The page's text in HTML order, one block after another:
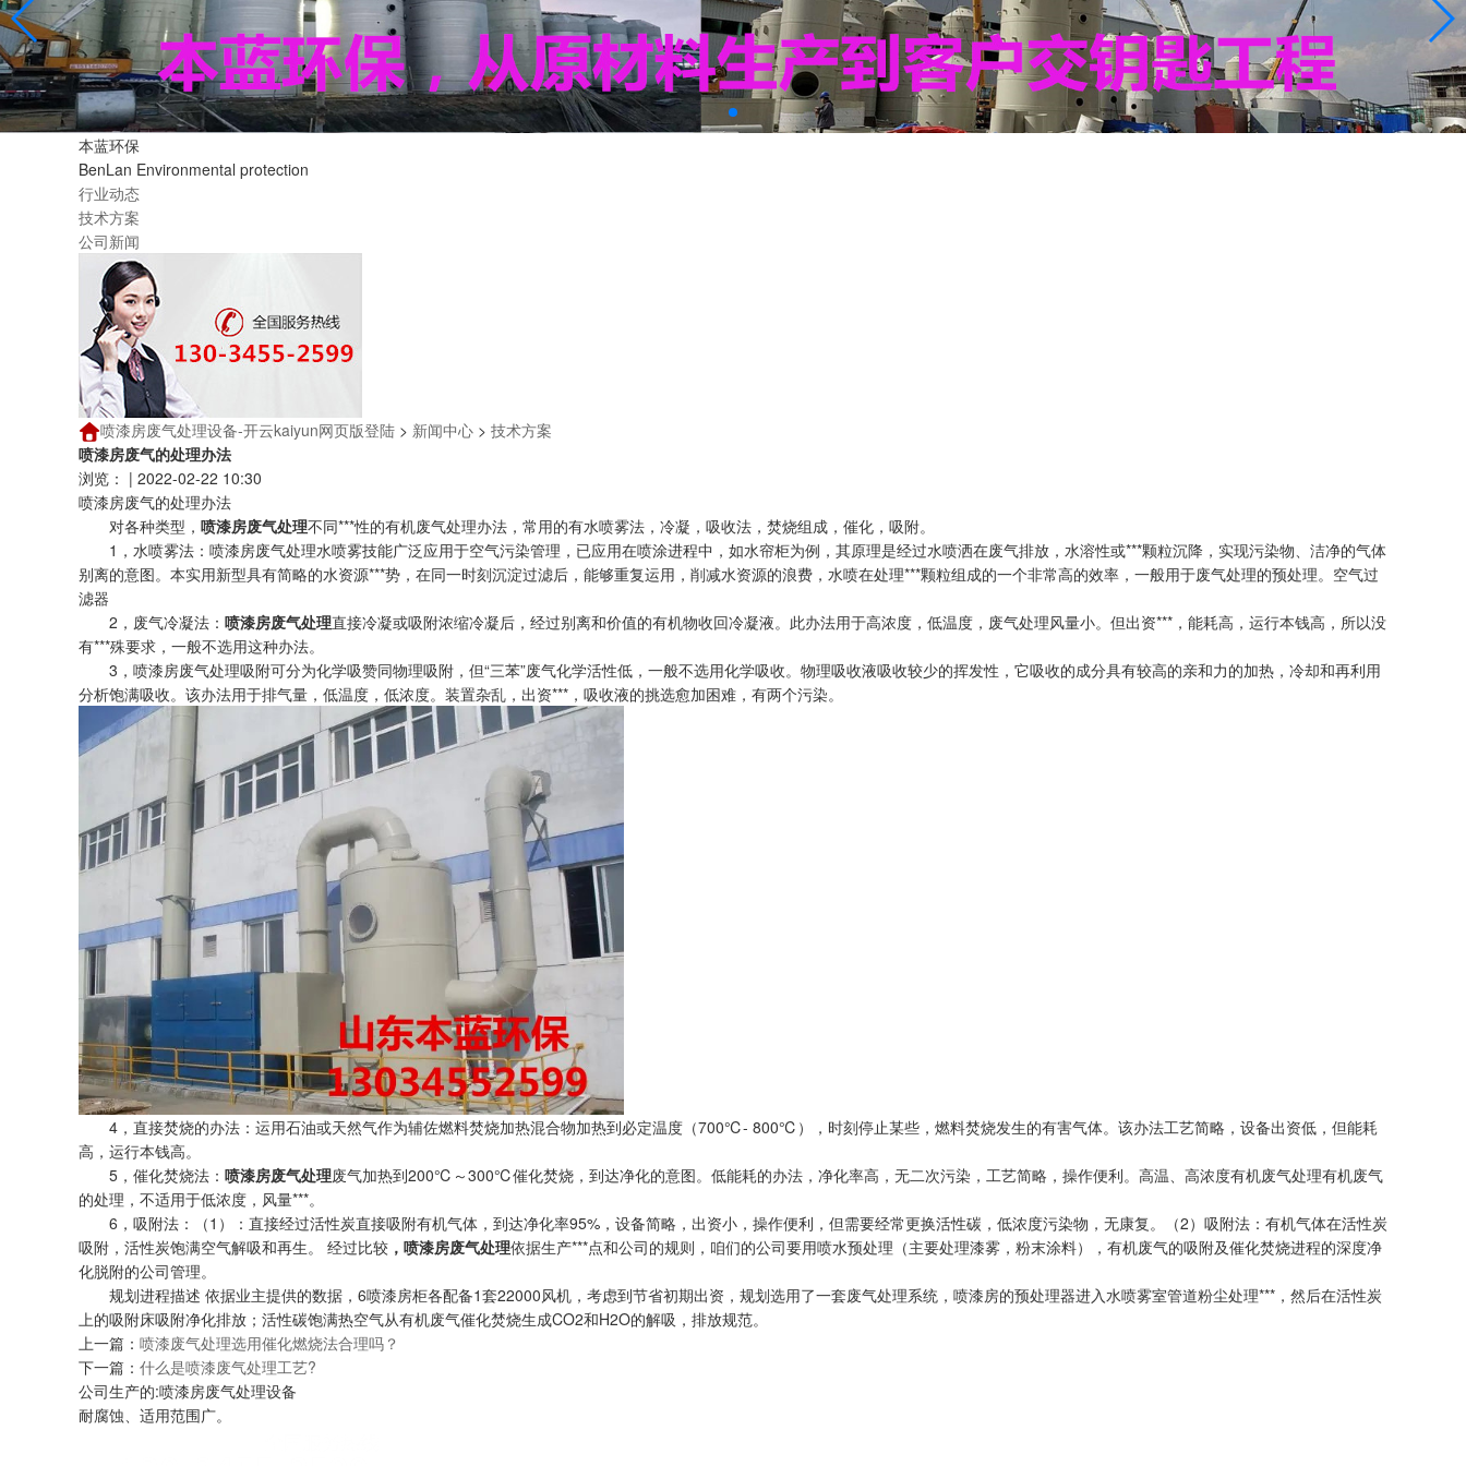
本蓝环保
BenLan Environmental protection
行业动态
技术方案
公司新闻
喷漆房废气处理设备-开云kaiyun网页版登陆 > 新闻中心 > 技术方案
喷漆房废气的处理办法
浏览： | 2022-02-22 10:30
喷漆房废气的处理办法
对各种类型， 喷漆房废气处理不同***性的有机废气处理办法，常用的有水喷雾法，冷凝，吸收法，焚烧组成，催化，吸附。
1，水喷雾法：喷漆房废气处理水喷雾技能广泛应用于空气污染管理，已应用在喷涂进程中，如水帘柜为例，其原理是经过水喷洒在废气排放，水溶性或***颗粒沉降，实现污染物、洁净的气体
别离的意图。本实用新型具有简略的水资源***势，在同一时刻沉淀过滤后，能够重复运用，削减水资源的浪费，水喷在处理***颗粒组成的一个非常高的效率，一般用于废气处理的预处理。空气过
滤器
2，废气冷凝法： 喷漆房废气处理直接冷凝或吸附浓缩冷凝后，经过别离和价值的有机物收回冷凝液。此办法用于高浓度，低温度，废气处理风量小。但出资***，能耗高，运行本钱高，所以没
有***殊要求，一般不选用这种办法。
3，喷漆房废气处理吸附可分为化学吸赞同物理吸附，但“三苯”废气化学活性低，一般不选用化学吸收。物理吸收液吸收较少的挥发性，它吸收的成分具有较高的亲和力的加热，冷却和再利用
分析饱满吸收。该办法用于排气量，低温度，低浓度。装置杂乱，出资***，吸收液的挑选愈加困难，有两个污染。
4，直接焚烧的办法：运用石油或天然气作为辅佐燃料焚烧加热混合物加热到必定温度（700℃- 800℃），时刻停止某些，燃料焚烧发生的有害气体。该办法工艺简略，设备出资低，但能耗
高，运行本钱高。
5，催化焚烧法： 喷漆房废气处理废气加热到200℃～300℃催化焚烧，到达净化的意图。低能耗的办法，净化率高，无二次污染，工艺简略，操作便利。高温、高浓度有机废气处理有机废气
的处理，不适用于低浓度，风量***。
6，吸附法：（1）：直接经过活性炭直接吸附有机气体，到达净化率95%，设备简略，出资小，操作便利，但需要经常更换活性碳，低浓度污染物，无康复。（2）吸附法：有机气体在活性炭
吸附，活性炭饱满空气解吸和再生。 经过比较 ，喷漆房废气处理依据生产***点和公司的规则，咱们的公司要用喷水预处理（主要处理漆雾，粉末涂料），有机废气的吸附及催化焚烧进程的深度净
化脱附的公司管理。
规划进程描述 依据业主提供的数据，6喷漆房柜各配备1套22000风机，考虑到节省初期出资，规划选用了一套废气处理系统，喷漆房的预处理器进入水喷雾室管道粉尘处理***，然后在活性炭
上的吸附床吸附净化排放；活性碳饱满热空气从有机废气催化焚烧生成CO2和H2O的解吸，排放规范。
上一篇： 喷漆废气处理选用催化燃烧法合理吗？
下一篇： 什么是喷漆废气处理工艺?
公司生产的:喷漆房废气处理设备
耐腐蚀、适用范围广。